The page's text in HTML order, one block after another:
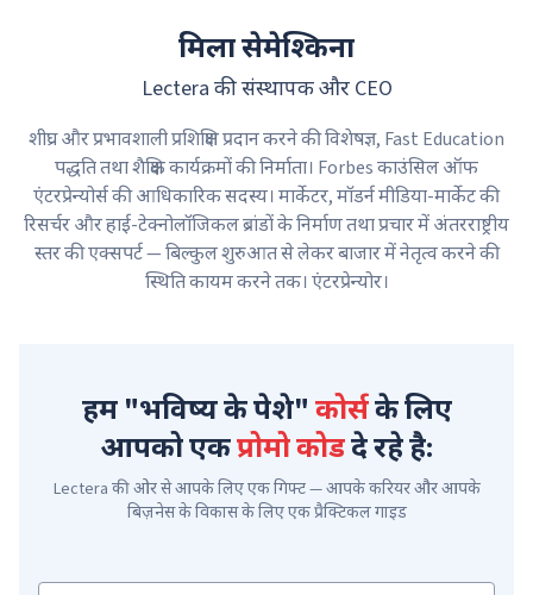
मिला सेमेश्किना
Lectera की संस्थापक और CEO
शीघ्र और प्रभावशाली प्रशिक्षिण प्रदान करने की विशेषज्ञ, Fast Education
पद्धति तथा शैक्षिक कार्यक्रमों की निर्माता। Forbes काउंसिल ऑफ
एंटरप्रेन्योर्स की आधिकारिक सदस्य। मार्केटर, मॉडर्न मीडिया-मार्केट की
रिसर्चर और हाई-टेक्नोलॉजिकल ब्रांडों के निर्माण तथा प्रचार में अंतरराष्ट्रीय
स्तर की एक्सपर्ट — बिल्कुल शुरुआत से लेकर बाजार में नेतृत्व करने की
स्थिति कायम करने तक। एंटरप्रेन्योर।
हम "भविष्य के पेशे" कोर्सके लिए
आपको एकप्रोमो कोडदे रहे है:
Lectera की ओर से आपके लिए एक गिफ्ट — आपके करियर और आपके
बिज़नेस के विकास के लिए एक प्रैक्टिकल गाइड